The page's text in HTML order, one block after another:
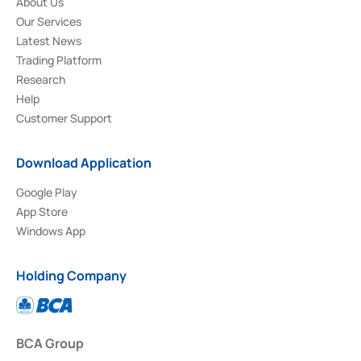
Our Services
Latest News
Trading Platform
Research
Help
Customer Support
Download Application
Google Play
App Store
Windows App
Holding Company
BCA Group